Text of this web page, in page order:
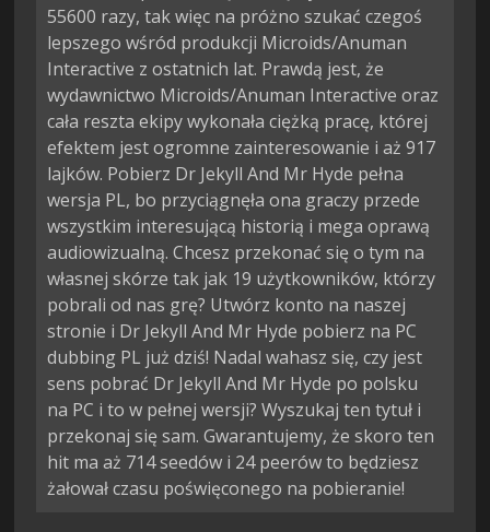
55600 razy, tak więc na próżno szukać czegoś
lepszego wśród produkcji Microids/Anuman
Interactive z ostatnich lat. Prawdą jest, że
wydawnictwo Microids/Anuman Interactive oraz
cała reszta ekipy wykonała ciężką pracę, której
efektem jest ogromne zainteresowanie i aż 917
lajków. Pobierz Dr Jekyll And Mr Hyde pełna
wersja PL, bo przyciągnęła ona graczy przede
wszystkim interesującą historią i mega oprawą
audiowizualną. Chcesz przekonać się o tym na
własnej skórze tak jak 19 użytkowników, którzy
pobrali od nas grę? Utwórz konto na naszej
stronie i Dr Jekyll And Mr Hyde pobierz na PC
dubbing PL już dziś! Nadal wahasz się, czy jest
sens pobrać Dr Jekyll And Mr Hyde po polsku
na PC i to w pełnej wersji? Wyszukaj ten tytuł i
przekonaj się sam. Gwarantujemy, że skoro ten
hit ma aż 714 seedów i 24 peerów to będziesz
żałował czasu poświęconego na pobieranie!